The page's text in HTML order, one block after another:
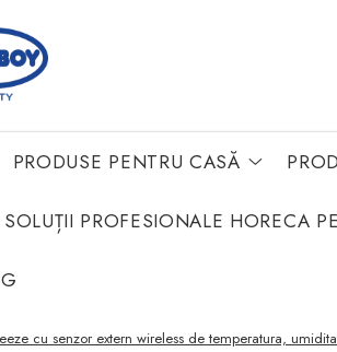
PRODUSE PENTRU CASĂ
SOLUȚII PROFESIONALE HORECA
cu senzor extern wireless de temperatura,